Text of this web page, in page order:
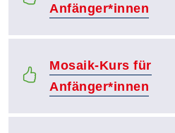
Anfänger*innen
Mosaik-Kurs für
Anfänger*innen